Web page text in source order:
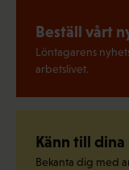
Beställ vårt
Löntagarens
arbetslivet.
Känn till
Bekanta dig med